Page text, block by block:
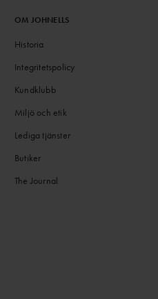
OM JOHNELLS
Historia
Integritetspolicy
Kundklubb
Miljö och etik
Lediga tjänster
Butiker
The Journal